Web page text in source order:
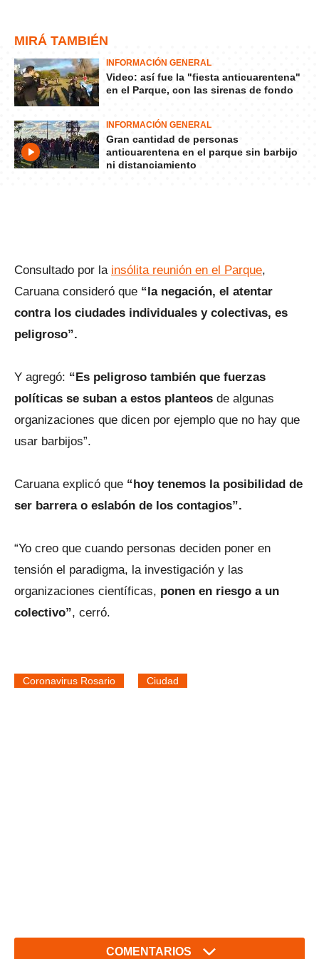
MIRÁ TAMBIÉN
INFORMACIÓN GENERAL
Video: así fue la "fiesta anticuarentena"
en el Parque, con las sirenas de fondo
INFORMACIÓN GENERAL
Gran cantidad de personas
anticuarentena en el parque sin barbijo
ni distanciamiento
Consultado por la insólita reunión en el Parque,
Caruana consideró que “la negación, el atentar
contra los ciudades individuales y colectivas, es
peligroso”.
Y agregó: “Es peligroso también que fuerzas
políticas se suban a estos planteos de algunas
organizaciones que dicen por ejemplo que no hay que
usar barbijos”.
Caruana explicó que “hoy tenemos la posibilidad de
ser barrera o eslabón de los contagios”.
“Yo creo que cuando personas deciden poner en
tensión el paradigma, la investigación y las
organizaciones científicas, ponen en riesgo a un
colectivo”, cerró.
Coronavirus Rosario Ciudad
COMENTARIOS